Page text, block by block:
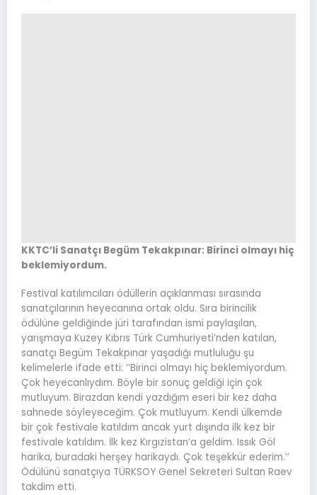
KKTC’li Sanatçı Begüm Tekakpınar: Birinci olmayı hiç
beklemiyordum.
Festival katılımcıları ödüllerin açıklanması sırasında
sanatçılarının heyecanına ortak oldu. Sıra birincilik
ödülüne geldiğinde jüri tarafından ismi paylaşılan,
yarışmaya Kuzey Kıbrıs Türk Cumhuriyeti’nden katılan,
sanatçı Begüm Tekakpınar yaşadığı mutluluğu şu
kelimelerle ifade etti: ‘’Birinci olmayı hiç beklemiyordum.
Çok heyecanlıydım. Böyle bir sonuç geldiği için çok
mutluyum. Birazdan kendi yazdığım eseri bir kez daha
sahnede söyleyeceğim. Çok mutluyum. Kendi ülkemde
bir çok festivale katıldım ancak yurt dışında ilk kez bir
festivale katıldım. İlk kez Kırgızistan’a geldim. Issık Göl
harika, buradaki herşey harikaydı. Çok teşekkür ederim.’’
Ödülünü sanatçıya TÜRKSOY Genel Sekreteri Sultan Raev
takdim etti.